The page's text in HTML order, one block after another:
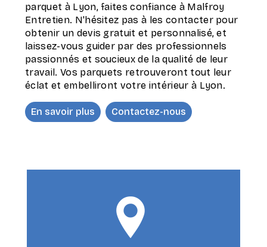
parquet à Lyon, faites confiance à Malfroy
Entretien. N'hésitez pas à les contacter pour
obtenir un devis gratuit et personnalisé, et
laissez-vous guider par des professionnels
passionnés et soucieux de la qualité de leur
travail. Vos parquets retrouveront tout leur
éclat et embelliront votre intérieur à Lyon.
En savoir plus Contactez-nous